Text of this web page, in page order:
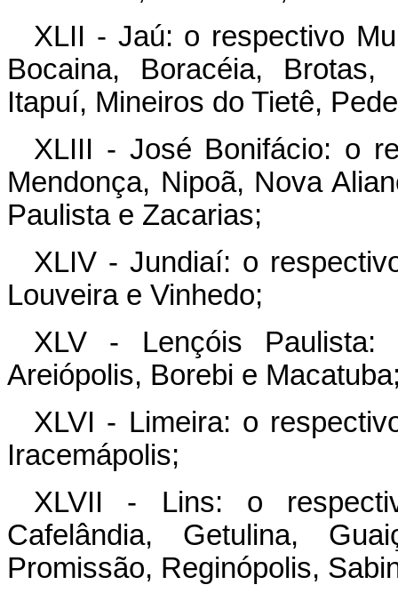
XLII - Jaú: o respectivo
Bocaina, Boracéia,
Itapuí, Mineiros do Tietê,
XLIII - José Bonifácio: o
Mendonça, Nipoã, Nova
Paulista e Zacarias;
XLIV - Jundiaí: o
Louveira e Vinhedo;
XLV - Lençóis
Areiópolis, Borebi e
XLVI - Limeira: o
Iracemápolis;
XLVII - Lins: o
Cafelândia, Getulina,
Promissão, Reginópolis,